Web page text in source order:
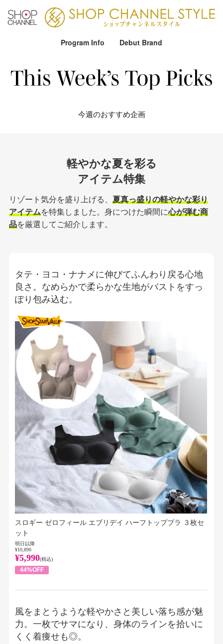
Program Info Debut Brand
今週のおすすめ企画
軽やかな夏を彩る
アイテム特集
リゾート気分を盛り上げる、 夏真っ盛りの軽やかな彩り
アイテムを特集しました。身につけた瞬間に心が弾む商
品を厳選してご紹介します。
タテ・ヨコ・ナナメに伸びてふんわり戻る心地
良さ。なめらかで柔らかな生地がバストをすっ
ぽり包み込む。
スロギー ゼロフィール エブリデイ ハーフトップブラ ３枚セ
ット
明日以降
¥10,890
¥5,990(税込)
44%OFF
風をまとうような軽やかさと美しい落ち感が魅
力。一枚でサマになり、身体のラインを拾いに
くく着痩せも◎。